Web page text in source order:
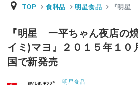
TOP 食料品 明星食品 『明星
『明星 一平ちゃん夜店の
イミ)マヨ』２０１５年１
国で新発売
明星食品